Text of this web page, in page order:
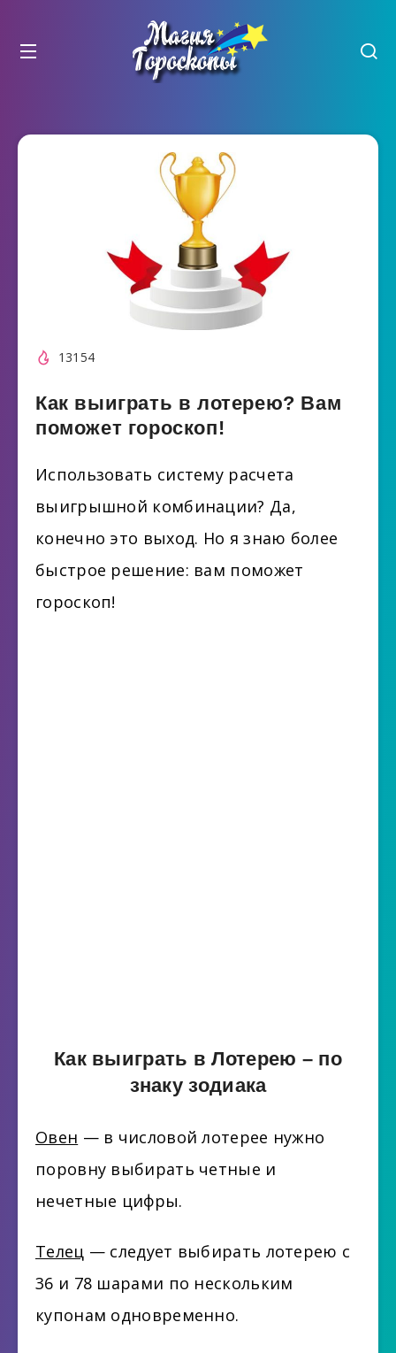
13154
Как выиграть в лотерею? Вам
поможет гороскоп!
Использовать систему расчета
выигрышной комбинации? Да,
конечно это выход. Но я знаю более
быстрое решение: вам поможет
гороскоп!
Как выиграть в Лотерею – по
знаку зодиака
Овен — в числовой лотерее нужно
поровну выбирать четные и
нечетные цифры.
Телец — следует выбирать лотерею с
36 и 78 шарами по нескольким
купонам одновременно.